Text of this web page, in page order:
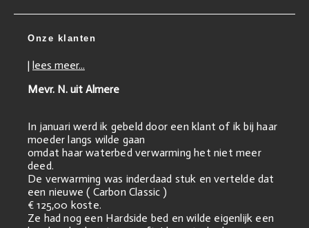
Onze klanten
| lees meer...
Mevr. N. uit Almere
In januari werd ik gebeld door een klant of ik bij haar
moeder langs wilde gaan
omdat haar waterbed verwarming het niet meer
deed.
De verwarming was inderdaad stuk en vertelde dat
een nieuwe ( Carbon Classic )
€ 125,00 koste.
Ze had nog een Hardside bed en wilde eigenlijk een